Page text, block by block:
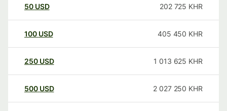
50 USD 202 725 KHR
100 USD 405 450 KHR
250 USD 1 013 625 KHR
500 USD 2 027 250 KHR